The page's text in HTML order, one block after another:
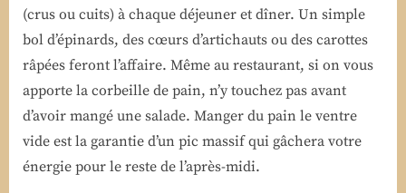
(crus ou cuits) à chaque déjeuner et dîner. Un simple
bol d’épinards, des cœurs d’artichauts ou des carottes
râpées feront l’affaire. Même au restaurant, si on vous
apporte la corbeille de pain, n’y touchez pas avant
d’avoir mangé une salade. Manger du pain le ventre
vide est la garantie d’un pic massif qui gâchera votre
énergie pour le reste de l’après-midi.